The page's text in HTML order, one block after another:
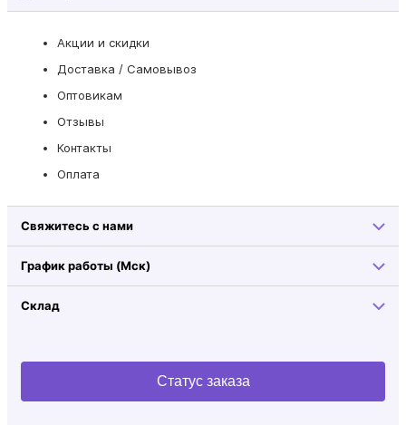
Акции и скидки
Доставка / Самовывоз
Оптовикам
Отзывы
Контакты
Оплата
Свяжитесь с нами
График работы (Мск)
Склад
Статус заказа